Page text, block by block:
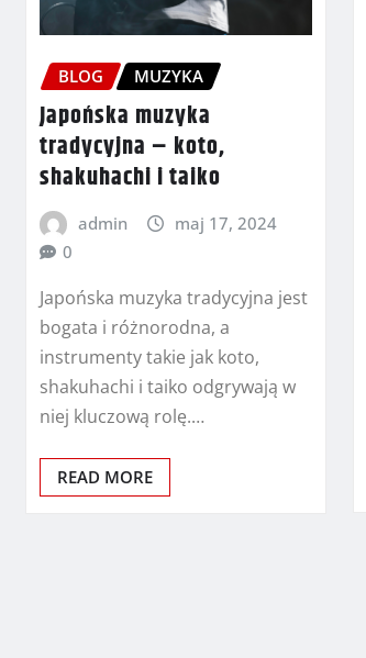
BLOG MUZYKA
Japońska muzyka
tradycyjna – koto,
shakuhachi i taiko
admin
maj 17, 2024
0
Japońska muzyka tradycyjna jest
bogata i różnorodna, a
instrumenty takie jak koto,
shakuhachi i taiko odgrywają w
niej kluczową rolę.…
READ MORE